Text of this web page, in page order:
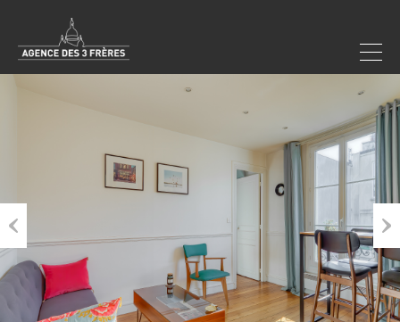
Previous Next